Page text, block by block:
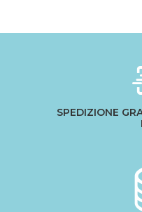
SPEDIZIONE